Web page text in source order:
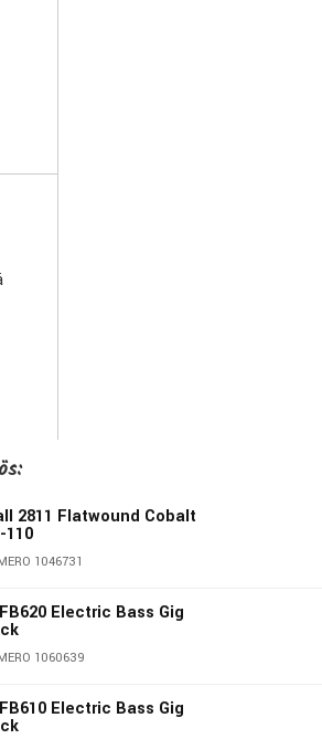
2811 Flatwound Cobalt
110
1046731
Electric Bass Gig
1060639
Electric Bass Gig